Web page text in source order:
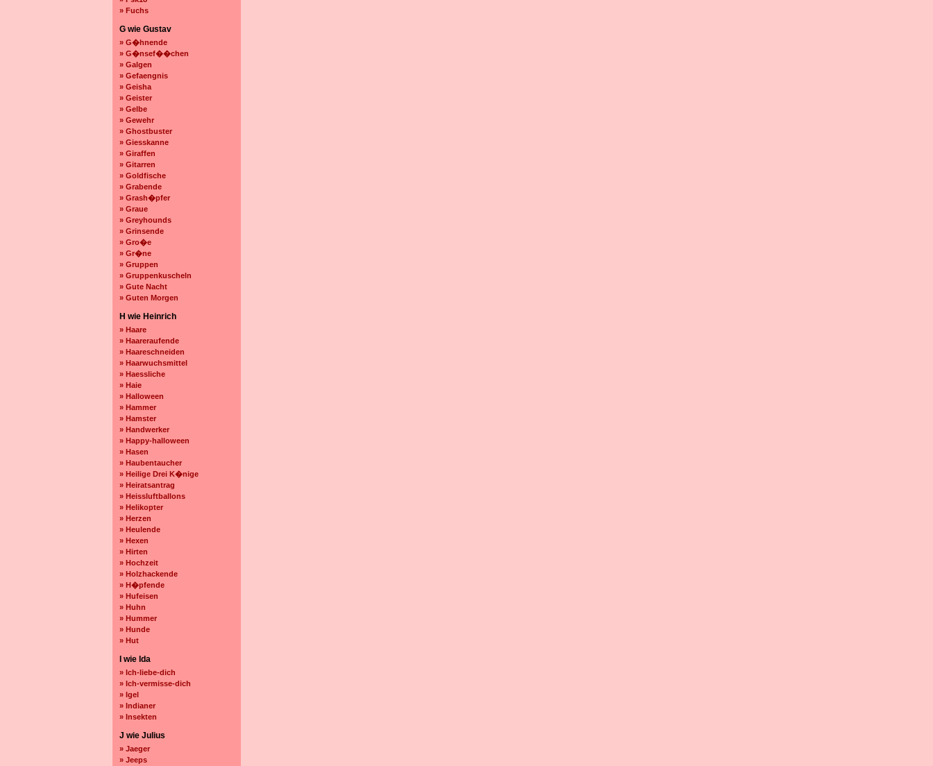
» Fuchs
G wie Gustav
» G�hnende
» G�nsef��chen
» Galgen
» Gefaengnis
» Geisha
» Geister
» Gelbe
» Gewehr
» Ghostbuster
» Giesskanne
» Giraffen
» Gitarren
» Goldfische
» Grabende
» Grash�pfer
» Graue
» Greyhounds
» Grinsende
» Gro�e
» Gr�ne
» Gruppen
» Gruppenkuscheln
» Gute Nacht
» Guten Morgen
H wie Heinrich
» Haare
» Haareraufende
» Haareschneiden
» Haarwuchsmittel
» Haessliche
» Haie
» Halloween
» Hammer
» Hamster
» Handwerker
» Happy-halloween
» Hasen
» Haubentaucher
» Heilige Drei K�nige
» Heiratsantrag
» Heissluftballons
» Helikopter
» Herzen
» Heulende
» Hexen
» Hirten
» Hochzeit
» Holzhackende
» H�pfende
» Hufeisen
» Huhn
» Hummer
» Hunde
» Hut
I wie Ida
» Ich-liebe-dich
» Ich-vermisse-dich
» Igel
» Indianer
» Insekten
J wie Julius
» Jaeger
» Jeeps